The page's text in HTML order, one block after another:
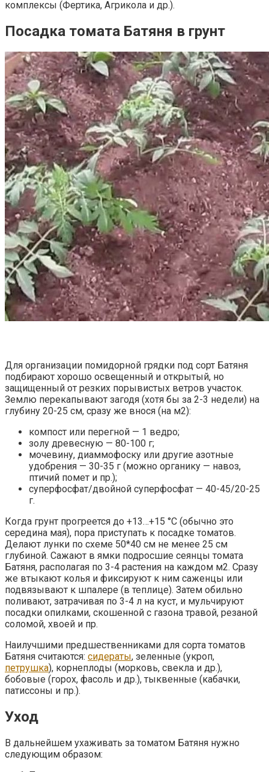
комплексы (Фертика, Агрикола и др.).
Посадка томата Батяня в грунт
Для организации помидорной грядки под сорт Батяня
подбирают хорошо освещенный и открытый, но
защищенный от резких порывистых ветров участок.
Землю перекапывают загодя (хотя бы за 2-3 недели) на
глубину 20-25 см, сразу же внося (на м2):
компост или перегной — 1 ведро;
золу древесную — 80-100 г;
мочевину, диаммофоску или другие азотные
удобрения — 30-35 г (можно органику — навоз,
птичий помет и пр.);
суперфосфат/двойной суперфосфат — 40-45/20-25
г.
Когда грунт прогреется до +13…+15 °C (обычно это
середина мая), пора приступать к посадке томатов.
Делают лунки по схеме 50*40 см не менее 25 см
глубиной. Сажают в ямки подросшие сеянцы томата
Батяня, располагая по 3-4 растения на каждом м2. Сразу
же втыкают колья и фиксируют к ним саженцы или
подвязывают к шпалере (в теплице). Затем обильно
поливают, затрачивая по 3-4 л на куст, и мульчируют
посадки опилками, скошенной с газона травой, резаной
соломой, хвоей и пр.
Наилучшими предшественниками для сорта томатов
Батяня считаются: сидераты, зеленные (укроп,
петрушка), корнеплоды (морковь, свекла и др.),
бобовые (горох, фасоль и др.), тыквенные (кабачки,
патиссоны и пр.).
Уход
В дальнейшем ухаживать за томатом Батяня нужно
следующим образом: